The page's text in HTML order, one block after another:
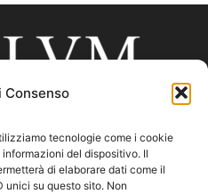
Consenso
tecnologie come i cookie
del dispositivo. Il
di elaborare dati come il
unici su questo sito. Non